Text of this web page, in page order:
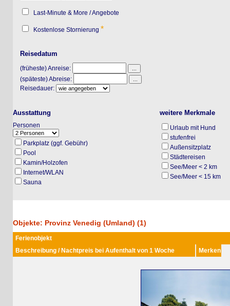
Last-Minute & More / Angebote
Kostenlose Stornierung*
Reisedatum
(früheste) Anreise:
(späteste) Abreise:
Reisedauer:
Ausstattung
Personen
Parkplatz (ggf. Gebühr)
Pool
Kamin/Holzofen
Internet/WLAN
Sauna
weitere Merkmale
Urlaub mit Hund
stufenfrei
Außensitzplatz
Städtereisen
See/Meer < 2 km
See/Meer < 15 km
Objekte: Provinz Venedig (Umland) (1)
Ferienobjekt
Beschreibung / Nachtpreis bei Aufenthalt von 1 Woche
Merken